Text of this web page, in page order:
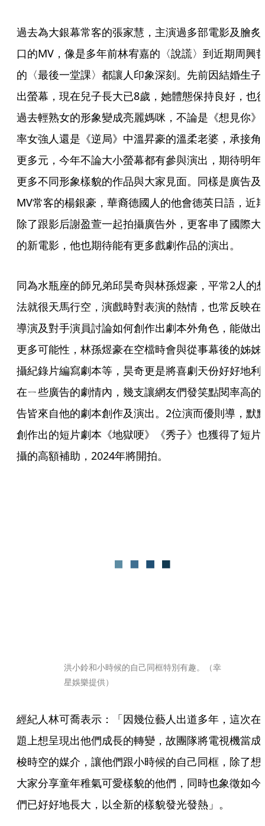
過去為大銀幕常客的張家慧，主演過多部電影及膾炙
口的MV，像是多年前林宥嘉的〈說謊〉到近期周興
的〈最後一堂課〉都讓人印象深刻。先前因結婚生子
出螢幕，現在兒子長大已8歲，她體態保持良好，也
過去輕熟女的形象變成亮麗媽咪，不論是《想見你》
率女強人還是《逆局》中溫昇豪的溫柔老婆，承接角
更多元，今年不論大小螢幕都有參與演出，期待明年
更多不同形象樣貌的作品與大家見面。同樣是廣告及
MV常客的楊銀豪，華裔德國人的他會德英日語，近
除了跟影后謝盈萱一起拍攝廣告外，更客串了國際大
的新電影，他也期待能有更多戲劇作品的演出。
同為水瓶座的師兄弟邱昊奇與林孫煜豪，平常2人的
法就很天馬行空，演戲時對表演的熱情，也常反映在
導演及對手演員討論如何創作出劇本外角色，能做出
更多可能性，林孫煜豪在空檔時會與從事幕後的姊姊
攝紀錄片編寫劇本等，昊奇更是將喜劇天份好好地利
在ㄧ些廣告的劇情內，幾支讓網友們發笑點閱率高的
告皆來自他的劇本創作及演出。2位演而優則導，默
創作出的短片劇本《地獄哽》《秀子》也獲得了短片
攝的高額補助，2024年將開拍。
洪小鈴和小時候的自己同框特別有趣。（幸
星娛樂提供）
經紀人林可喬表示：「因幾位藝人出道多年，這次在
題上想呈現出他們成長的轉變，故團隊將電視機當成
梭時空的媒介，讓他們跟小時候的自己同框，除了想
大家分享童年稚氣可愛樣貌的他們，同時也象徵如今
們已好好地長大，以全新的樣貌發光發熱」。